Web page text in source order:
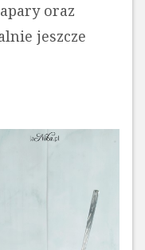
oraz
jeszcze